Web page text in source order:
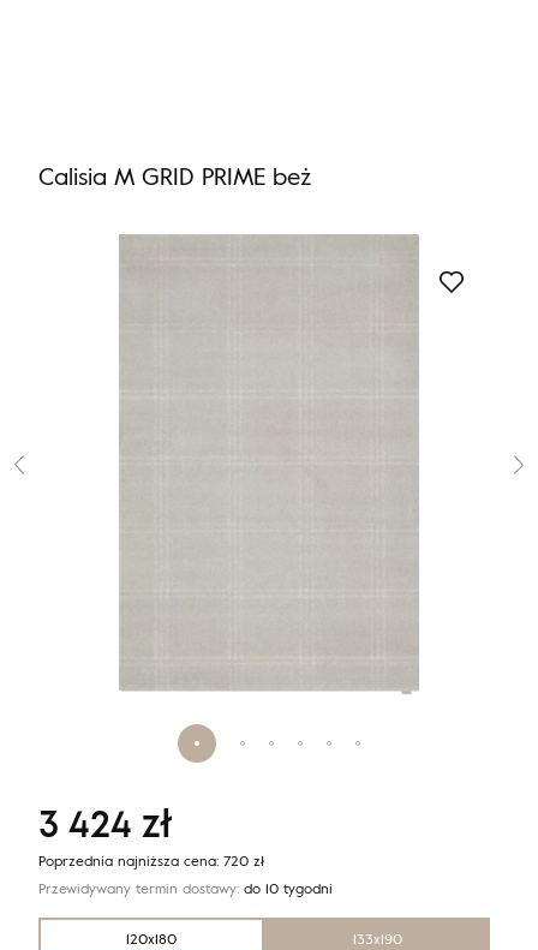
Calisia M GRID PRIME beż
120x180
133x190
3 424 zł
Poprzednia najniższa cena: 720 zł
Przewidywany termin dostawy: do 10 tygodni